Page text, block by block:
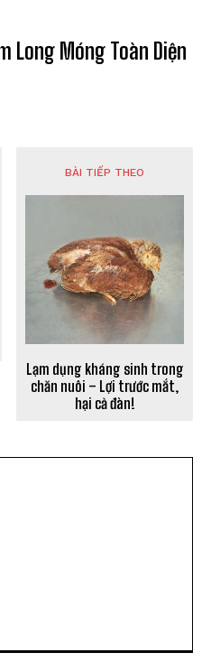
Long Móng Toàn Diện
BÀI TIẾP THEO
Lạm dụng kháng sinh trong
chăn nuôi – Lợi trước mắt,
hại cả đàn!